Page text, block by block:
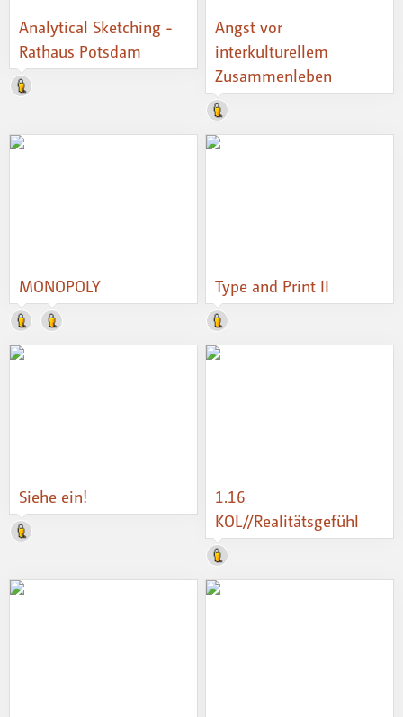
Analytical Sketching -
Rathaus Potsdam
Angst vor
interkulturellem
Zusammenleben
MONOPOLY Type and Print II
Siehe ein!
1.16
KOL//Realitätsgefühl